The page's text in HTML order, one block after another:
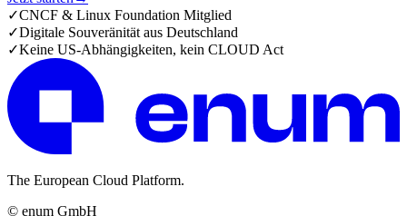
✓CNCF & Linux Foundation Mitglied
✓Digitale Souveränität aus Deutschland
✓Keine US-Abhängigkeiten, kein CLOUD Act
The European Cloud Platform.
© enum GmbH